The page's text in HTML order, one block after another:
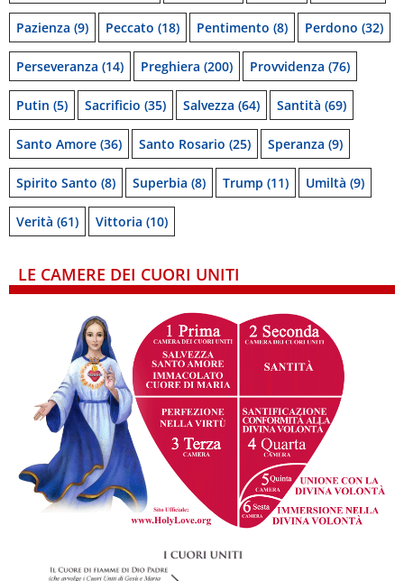
Pazienza (9) Peccato (18) Pentimento (8) Perdono (32)
Perseveranza (14) Preghiera (200) Provvidenza (76)
Putin (5) Sacrificio (35) Salvezza (64) Santità (69)
Santo Amore (36) Santo Rosario (25) Speranza (9)
Spirito Santo (8) Superbia (8) Trump (11) Umiltà (9)
Verità (61) Vittoria (10)
LE CAMERE DEI CUORI UNITI